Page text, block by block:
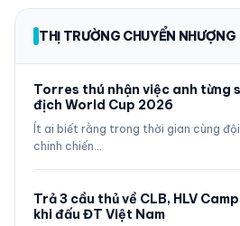
THỊ TRƯỜNG CHUYỂN NHƯỢNG
Torres thú nhận việc anh từng
địch World Cup 2026
Ít ai biết rằng trong thời gian cùng đội
chinh chiến…
Trả 3 cầu thủ về CLB, HLV
khi đấu ĐT Việt Nam